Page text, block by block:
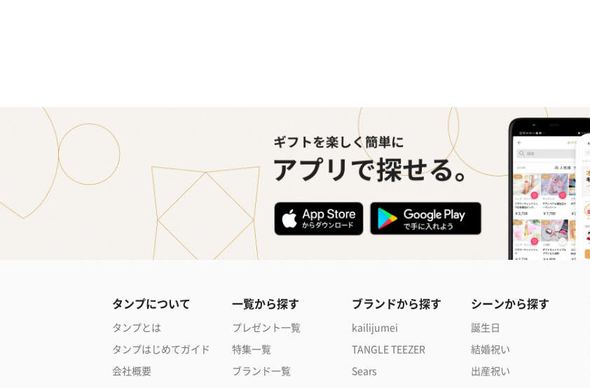
タンプについて
タンプとは
タンプはじめてガイド
会社概要
一覧から探す
プレゼント一覧
特集一覧
ブランド一覧
ブランドから探す
kailijumei
TANGLE TEEZER
Sears
シーンから探す
誕生日
結婚祝い
出産祝い